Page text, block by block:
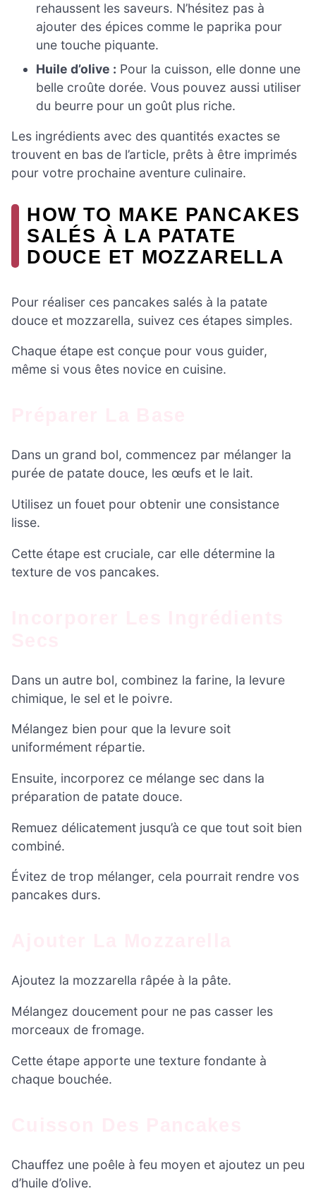
rehaussent les saveurs. N’hésitez pas à
ajouter des épices comme le paprika pour
une touche piquante.
Huile d’olive : Pour la cuisson, elle donne une
belle croûte dorée. Vous pouvez aussi utiliser
du beurre pour un goût plus riche.
Les ingrédients avec des quantités exactes se
trouvent en bas de l’article, prêts à être imprimés
pour votre prochaine aventure culinaire.
HOW TO MAKE PANCAKES
SALÉS À LA PATATE
DOUCE ET MOZZARELLA
Pour réaliser ces pancakes salés à la patate
douce et mozzarella, suivez ces étapes simples.
Chaque étape est conçue pour vous guider,
même si vous êtes novice en cuisine.
Dans un grand bol, commencez par mélanger la
purée de patate douce, les œufs et le lait.
Utilisez un fouet pour obtenir une consistance
lisse.
Cette étape est cruciale, car elle détermine la
texture de vos pancakes.
Dans un autre bol, combinez la farine, la levure
chimique, le sel et le poivre.
Mélangez bien pour que la levure soit
uniformément répartie.
Ensuite, incorporez ce mélange sec dans la
préparation de patate douce.
Remuez délicatement jusqu’à ce que tout soit bien
combiné.
Évitez de trop mélanger, cela pourrait rendre vos
pancakes durs.
Ajoutez la mozzarella râpée à la pâte.
Mélangez doucement pour ne pas casser les
morceaux de fromage.
Cette étape apporte une texture fondante à
chaque bouchée.
Chauffez une poêle à feu moyen et ajoutez un peu
d’huile d’olive.